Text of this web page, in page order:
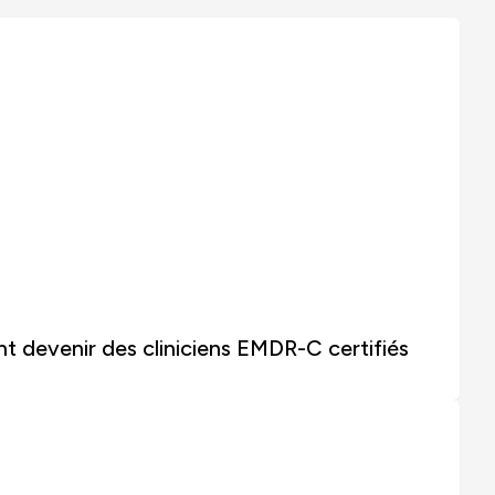
devenir des cliniciens EMDR-C certifiés